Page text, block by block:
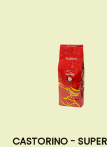
- SUPERBAR -